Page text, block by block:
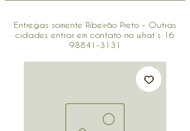
Entregas somente Ribeirão Preto - Outras
cidades entrar em contato no what´s 16
98841-3131